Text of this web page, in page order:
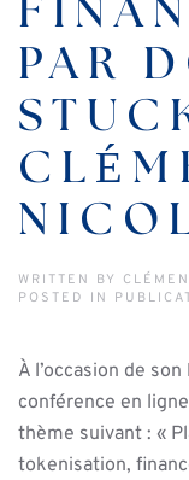
PAR
WRITTEN BY
POSTED IN
À l’occasion de
conférence en
thème suivant : «
tokenisation,